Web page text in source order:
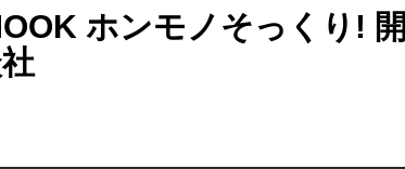
ホンモノそっくり!